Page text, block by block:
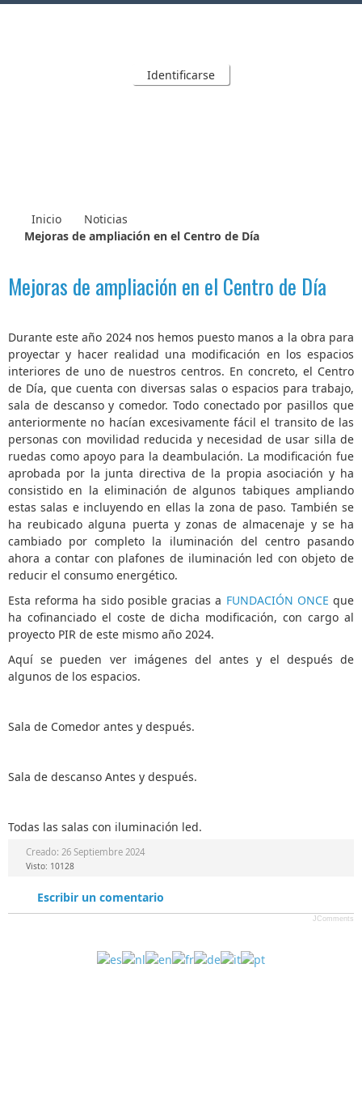
Identificarse
Inicio
Noticias
Mejoras de ampliación en el Centro de Día
Mejoras de ampliación en el Centro de Día
Durante este año 2024 nos hemos puesto manos a la obra para
proyectar y hacer realidad una modificación en los espacios
interiores de uno de nuestros centros. En concreto, el Centro
de Día, que cuenta con diversas salas o espacios para trabajo,
sala de descanso y comedor. Todo conectado por pasillos que
anteriormente no hacían excesivamente fácil el transito de las
personas con movilidad reducida y necesidad de usar silla de
ruedas como apoyo para la deambulación. La modificación fue
aprobada por la junta directiva de la propia asociación y ha
consistido en la eliminación de algunos tabiques ampliando
estas salas e incluyendo en ellas la zona de paso. También se
ha reubicado alguna puerta y zonas de almacenaje y se ha
cambiado por completo la iluminación del centro pasando
ahora a contar con plafones de iluminación led con objeto de
reducir el consumo energético.
Esta reforma ha sido posible gracias a FUNDACIÓN ONCE que
ha cofinanciado el coste de dicha modificación, con cargo al
proyecto PIR de este mismo año 2024.
Aquí se pueden ver imágenes del antes y el después de
algunos de los espacios.
Sala de Comedor antes y después.
Sala de descanso Antes y después.
Todas las salas con iluminación led.
Creado: 26 Septiembre 2024
Visto: 10128
Escribir un comentario
JComments